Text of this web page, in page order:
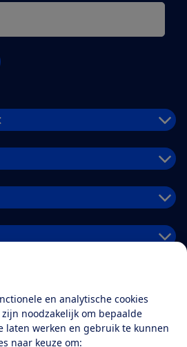
en analytische cookies
noodzakelijk om bepaalde
laten werken en gebruik te kunnen
naar keuze om:
de